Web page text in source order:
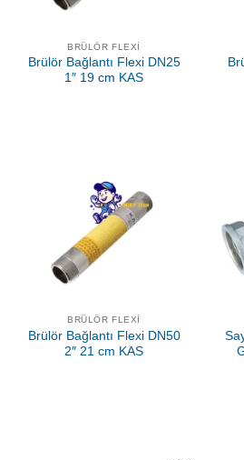
BRÜLÖR FLEXI
Brülör Bağlantı Flexi DN25
1″ 19 cm KAS
BRÜLÖR FLEXI
Brülör Bağlantı Flexi DN50
2″ 21 cm KAS